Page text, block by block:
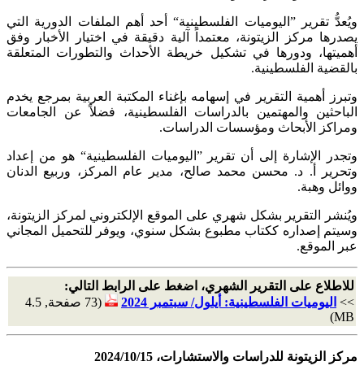
ويُعدُّ تقرير ”اليوميات الفلسطينية“ أحد أهم الملفات الدورية التي
يصدرها مركز الزيتونة، معتمداً آلية دقيقة في اختيار الأخبار وفق
أهميتها، ودورها في تشكيل خريطة الأحداث والتطورات المتعلقة
بالقضية الفلسطينية.
وتبرز أهمية التقرير في إسهامه بإغناء المكتبة العربية بمرجع يخدم
الباحثين والمهتمين بالدراسات الفلسطينية، فضلاً عن الجامعات
ومراكز الأبحاث ومؤسسات الدراسات.
وتجدر الإشارة إلى أن تقرير ”اليوميات الفلسطينية“ هو من إعداد
وتحرير أ. د. محسن محمد صالح، مدير عام المركز، وربيع الدنان
ووائل وهبة.
ويُنشر التقرير بشكل شهري على الموقع الإلكتروني لمركز الزيتونة،
وسيتم إصداره ككتاب مطبوع بشكل سنوي، ويوفر للتحميل المجاني
عبر الموقع.
للاطلاع على التقرير الشهري، اضغط على الرابط التالي:
>> اليوميات الفلسطينية: أيلول/ سبتمبر 2024
(73 صفحة, 4.5
MB)
مركز الزيتونة للدراسات والاستشارات، 2024/10/15